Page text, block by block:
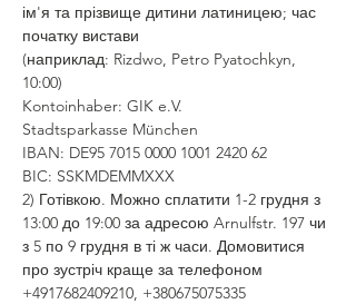
ім'я та прізвище дитини латиницею; час
початку вистави
(наприклад: Rizdwo, Petro Pyatochkyn,
10:00)
Kontoinhaber: GIK e.V.
Stadtsparkasse München
IBAN: DE95 7015 0000 1001 2420 62
BIC: SSKMDEMMXXX
2) Готівкою. Можно сплатити 1-2 грудня з
13:00 до 19:00 за адресою Arnulfstr. 197 чи
з 5 по 9 грудня в ті ж часи. Домовитися
про зустріч краще за телефоном
+4917682409210, +380675075335